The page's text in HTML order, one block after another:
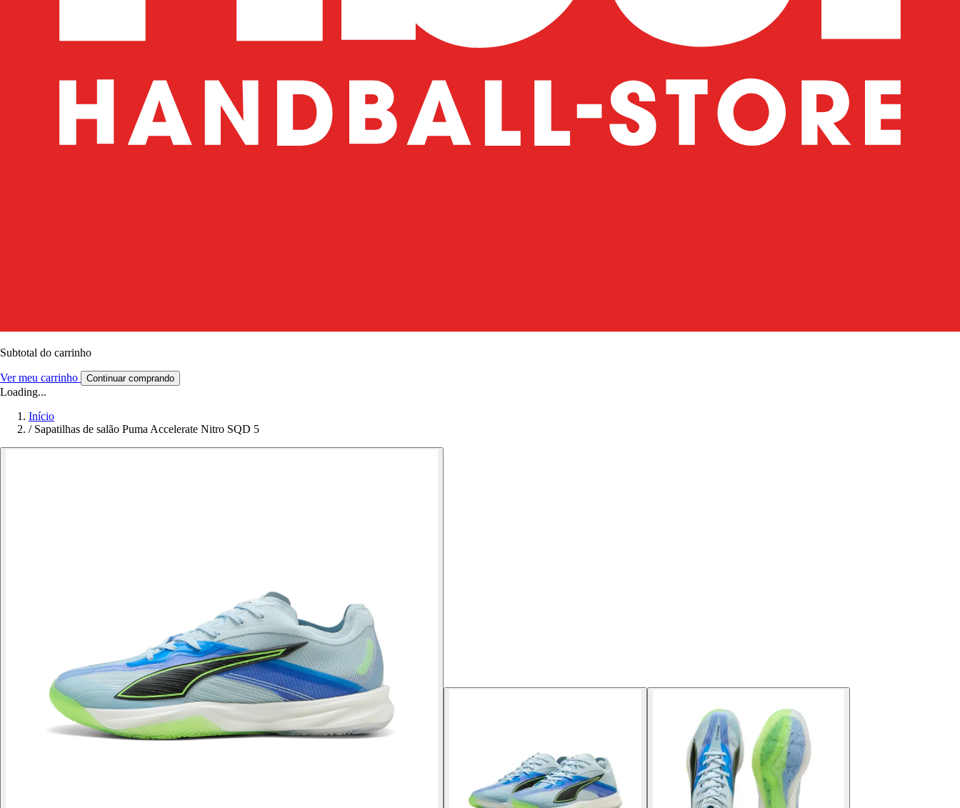
Subtotal do carrinho
Ver meu carrinho Continuar comprando
Loading...
Início
/ Sapatilhas de salão Puma Accelerate Nitro SQD 5